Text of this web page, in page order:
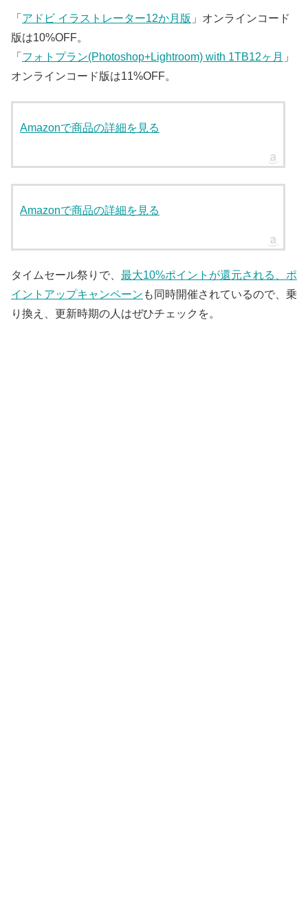
「 アドビ イラストレーター12か月版 」オンラインコード
版は10%OFF。
「 フォトプラン(Photoshop+Lightroom) with 1TB12ヶ月 」
オンラインコード版は11%OFF。
Amazonで商品の詳細を見る
Amazonで商品の詳細を見る
タイムセール祭りで、 最大10%ポイントが還元される、ポ
イントアップキャンペーン も同時開催されているので、乗
り換え、更新時期の人はぜひチェックを。